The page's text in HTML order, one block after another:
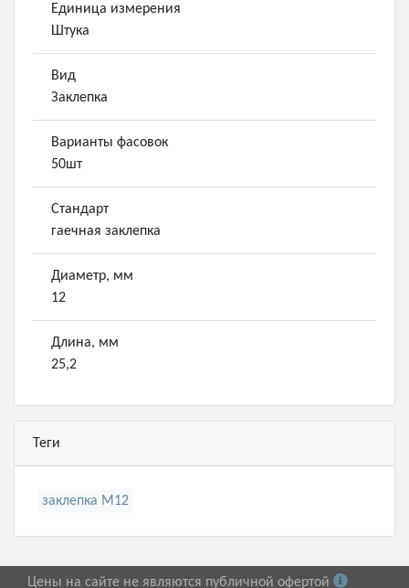
Единица измерения
Штука
Вид
Заклепка
Варианты фасовок
50шт
Стандарт
гаечная заклепка
Диаметр, мм
12
Длина, мм
25,2
Теги
заклепка М12
Цены на сайте не являются публичной офертой